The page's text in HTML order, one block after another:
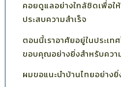
คอยดูแลอย่างใกล้ชิดเพื่อใ
ประสบความสำเร็จ
ตอนนี้เราอาศัยอยู่ในประเท
ขอบคุณอย่างยิ่งสำหรับคว
ผมขอแนะนำบ้านไทยอย่าง